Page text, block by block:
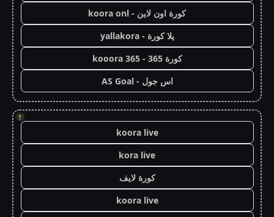
كورة اون لاين - koora onl
يلا كورة - yallakora
كورة 365 - kooora 365
اس جول - AS Goal
!
koora live
kora live
كورة لايف
koora live